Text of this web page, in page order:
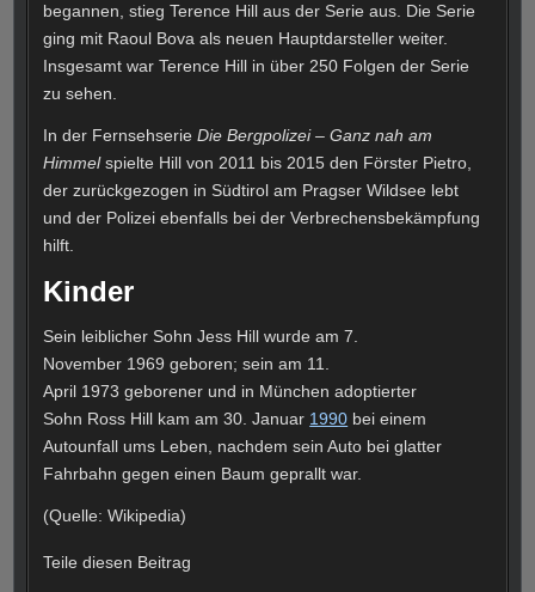
begannen, stieg Terence Hill aus der Serie aus. Die Serie
ging mit Raoul Bova als neuen Hauptdarsteller weiter.
Insgesamt war Terence Hill in über 250 Folgen der Serie
zu sehen.
In der FernsehserieDie Bergpolizei – Ganz nah am
Himmelspielte Hill von 2011 bis 2015 den Förster Pietro,
der zurückgezogen in Südtirol am Pragser Wildsee lebt
und der Polizei ebenfalls bei der Verbrechensbekämpfung
hilft.
Kinder
Sein leiblicher Sohn Jess Hill wurde am 7.
November 1969 geboren; sein am 11.
April 1973 geborener und in München adoptierter
Sohn Ross Hill kam am 30. Januar 1990 bei einem
Autounfall ums Leben, nachdem sein Auto bei glatter
Fahrbahn gegen einen Baum geprallt war.
(Quelle: Wikipedia)
Teile diesen Beitrag